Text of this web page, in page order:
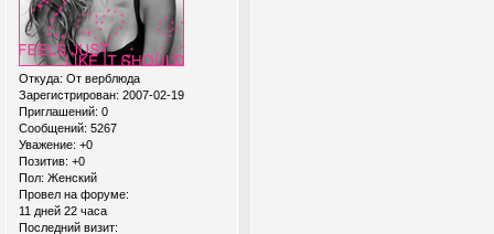
Откуда: От верблюда
Зарегистрирован: 2007-02-19
Приглашений: 0
Сообщений: 5267
Уважение: +0
Позитив: +0
Пол: Женский
Провел на форуме:
11 дней 22 часа
Последний визит: